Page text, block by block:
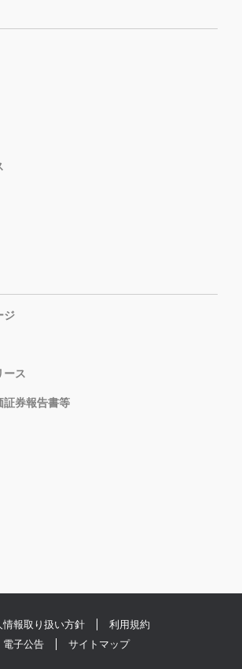
ジ
ース
証券報告書等
情報取り扱い方針
利用規約
電子公告
サイトマップ